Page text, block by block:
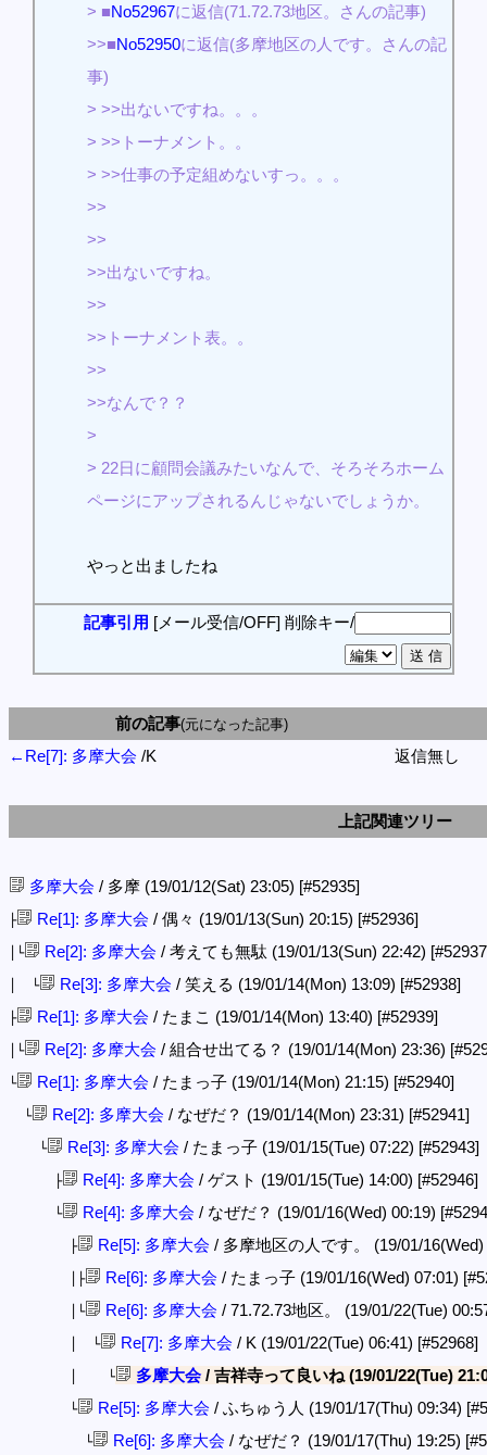
> ■No52967に返信(71.72.73地区。さんの記事)
>>■No52950に返信(多摩地区の人です。さんの記
事)
> >>出ないですね。。。
> >>トーナメント。。
> >>仕事の予定組めないすっ。。。
>>
>>
>>出ないですね。
>>
>>トーナメント表。。
>>
>>なんで？？
>
> 22日に顧問会議みたいなんで、そろそろホーム
ページにアップされるんじゃないでしょうか。
やっと出ましたね
記事引用 [メール受信/OFF] 削除キー/
前の記事(元になった記事)
←Re[7]: 多摩大会 /K 返信無し
上記関連ツリー
多摩大会 / 多摩 (19/01/12(Sat) 23:05) [#52935]
├ Re[1]: 多摩大会 / 偶々 (19/01/13(Sun) 20:15) [#52936]
│└ Re[2]: 多摩大会 / 考えても無駄 (19/01/13(Sun) 22:42)
│ └ Re[3]: 多摩大会 / 笑える (19/01/14(Mon) 13:09) [#52938]
├ Re[1]: 多摩大会 / たまこ (19/01/14(Mon) 13:40) [#52939]
│└ Re[2]: 多摩大会 / 組合せ出てる？ (19/01/14(Mon) 23:36)
└ Re[1]: 多摩大会 / たまっ子 (19/01/14(Mon) 21:15) [#52940]
└ Re[2]: 多摩大会 / なぜだ？ (19/01/14(Mon) 23:31) [#52941]
└ Re[3]: 多摩大会 / たまっ子 (19/01/15(Tue) 07:22) [#52943]
├ Re[4]: 多摩大会 / ゲスト (19/01/15(Tue) 14:00) [#52946]
└ Re[4]: 多摩大会 / なぜだ？ (19/01/16(Wed) 00:19)
├ Re[5]: 多摩大会 / 多摩地区の人です。 (19/01/
│├ Re[6]: 多摩大会 / たまっ子 (19/01/16(Wed) 07:01)
│└ Re[6]: 多摩大会 / 71.72.73地区。 (19/01/22(Tue)
│ └ Re[7]: 多摩大会 / K (19/01/22(Tue) 06:41) [#52968]
│ └ 多摩大会/ 吉祥寺って良いね (19/01/22(Tue)
└ Re[5]: 多摩大会 / ふちゅう人 (19/01/17(Thu) 09:34)
└ Re[6]: 多摩大会 / なぜだ？ (19/01/17(Thu) 19:25)